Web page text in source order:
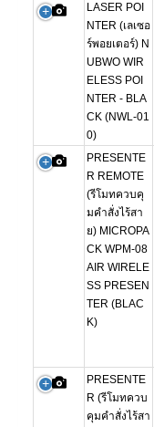
LASER POI
NTER (เลเซอ
ร์พอยเตอร์) N
UBWO WIR
ELESS POI
NTER - BLA
CK (NWL-01
0)
PRESENTE
R REMOTE
(รีโมทควบคุ
มคำสั่งไร้สา
ย) MICROPA
CK WPM-08
AIR WIRELE
SS PRESEN
TER (BLAC
K)
PRESENTE
R (รีโมทควบ
คุมคำสั่งไร้สา